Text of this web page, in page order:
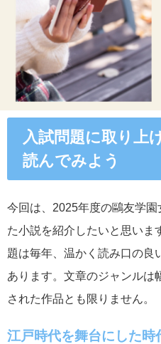
入試問題に取り上
読んでみよう
今回は、2025年度の鷗友学
た小説を紹介したいと思いま
題は毎年、温かく読み口の良
あります。文章のジャンルは
された作品とも限りません。
江戸時代を舞台にした時